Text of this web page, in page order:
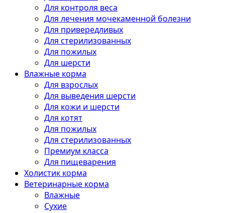
Для контроля веса
Для лечения мочекаменной болезни
Для привередливых
Для стерилизованных
Для пожилых
Для шерсти
Влажные корма
Для взрослых
Для выведения шерсти
Для кожи и шерсти
Для котят
Для пожилых
Для стерилизованных
Премиум класса
Для пищеварения
Холистик корма
Ветеринарные корма
Влажные
Сухие